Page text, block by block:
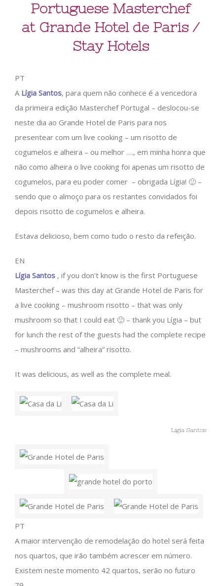
Portuguese Masterchef
at Grande Hotel de Paris /
Stay Hotels
PT
A Lígia Santos, para quem não conhece é a vencedora
da primeira edição Masterchef Portugal – deslocou-se
neste dia ao Grande Hotel de Paris para nos
presentear com um live cooking – um risotto de
cogumelos e alheira – ou melhor …., em minha honra que
não como alheira o live cooking foi apenas um risotto de
cogumelos, para eu poder comer – obrigada Lígia! 🙂 –
sendo que o almoço para os restantes convidados foi
depois risotto de cogumelos e alheira.
Estava delicioso, bem como tudo o resto da refeição.
EN
Lígia Santos , if you don’t know is the first Portuguese
Masterchef – was this day at Grande Hotel de Paris for
a live cooking – mushroom risotto – that was only
mushroom so that I could eat 🙂 – thank you Lígia – but
for lunch the rest of the guests had the complete recipe
– mushrooms and “alheira” risotto.
It was delicious, as well as the complete meal.
Lígia Santos
PT
A maior intervenção de remodelação do hotel será feita
nos quartos, que irão também acrescer em número.
Existem neste momento 42 quartos, serão no futuro